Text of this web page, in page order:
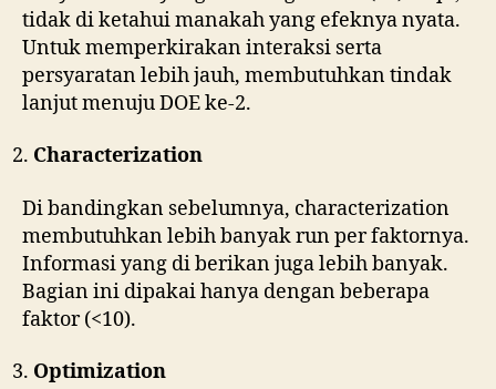
tidak di ketahui manakah yang efeknya nyata.
Untuk memperkirakan interaksi serta
persyaratan lebih jauh, membutuhkan tindak
lanjut menuju DOE ke-2.
Characterization
Di bandingkan sebelumnya, characterization
membutuhkan lebih banyak run per faktornya.
Informasi yang di berikan juga lebih banyak.
Bagian ini dipakai hanya dengan beberapa
faktor (<10).
Optimization